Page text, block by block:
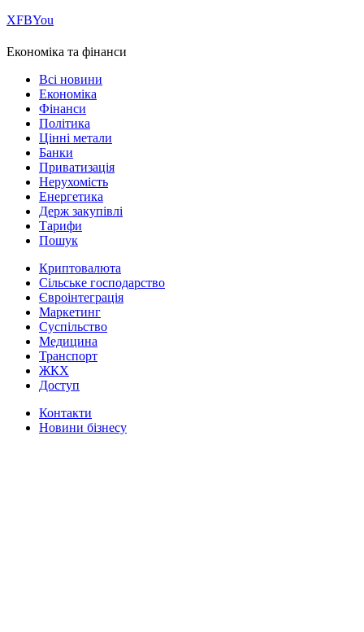
ХFBYou
Економіка та фінанси
Всі новини
Економіка
Фінанси
Політика
Цінні метали
Банки
Приватизація
Нерухомість
Енергетика
Держ закупівлі
Тарифи
Пошук
Криптовалюта
Сільське господарство
Євроінтеграція
Маркетинг
Суспільство
Медицина
Транспорт
ЖКХ
Доступ
Контакти
Новини бізнесу